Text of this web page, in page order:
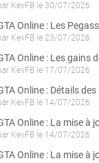
KevFB le 30/07/2026
KevFB le 23/07/2026
KevFB le 17/07/2026
KevFB le 14/07/2026
KevFB le 14/07/2026